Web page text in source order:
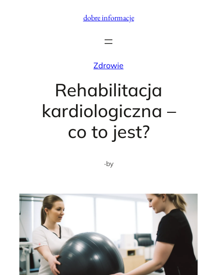
dobre informacje
Zdrowie
Rehabilitacja
kardiologiczna –
co to jest?
·by